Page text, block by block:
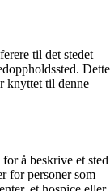
til det stedet
Dette
knyttet til denne
for å beskrive et sted
for personer som